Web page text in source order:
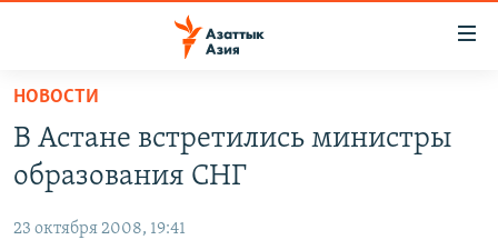
Вернуться
основному
содержанию
Вернутся
КАЗАХСТАН
УЗБЕКИСТАН
НОВОСТИ
ВОЙНА В УКРАИНЕ
НА ДРУГИХ ЯЗЫКАХ
НОВОСТИ
В Астане встретились министры
образования СНГ
23 октября 2008, 19:41